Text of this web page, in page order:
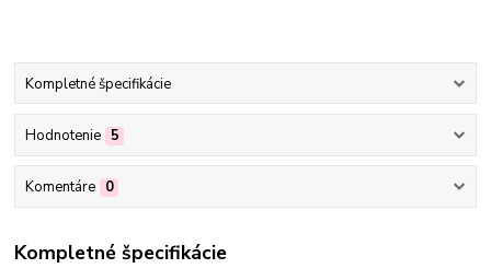
Kompletné špecifikácie
Hodnotenie 5
Komentáre 0
Kompletné špecifikácie